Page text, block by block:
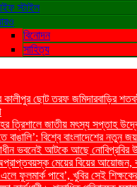
স্টাইল
বিনোদন
সাহিত্য
কালীপুর ছোট তরফ জমিদারবাড়ির
ত্রিশালে জাতীয় মৎস্য সপ্তাহ
বাঙালি’: বিশ্বে বাংলাদেশের নতুন
ভবনেই আটকে আছে নোবিপ্রবির
মেয়ের বিয়ের আয়োজন,
ফুলমার্ক পাবে’, খুবির সেই